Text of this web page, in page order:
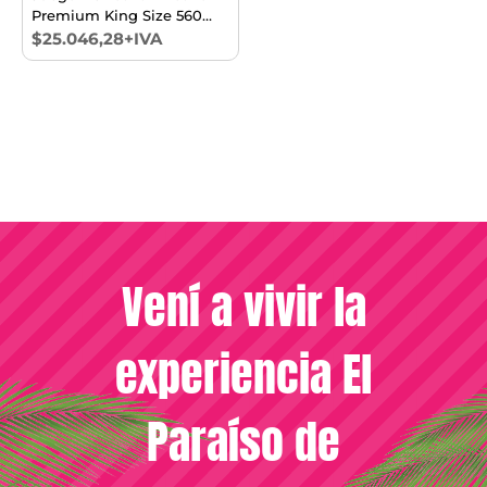
Premium King Size 560
Gr/m2
$25.046,28+IVA
Vení a vivir la
experiencia El
Paraíso de